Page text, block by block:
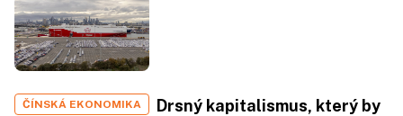
ČÍNSKÁ EKONOMIKA
Drsný kapitalismus, který by